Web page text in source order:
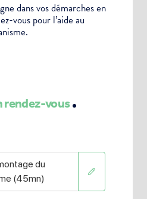
dans vos démarches en
vous pour l’aide au